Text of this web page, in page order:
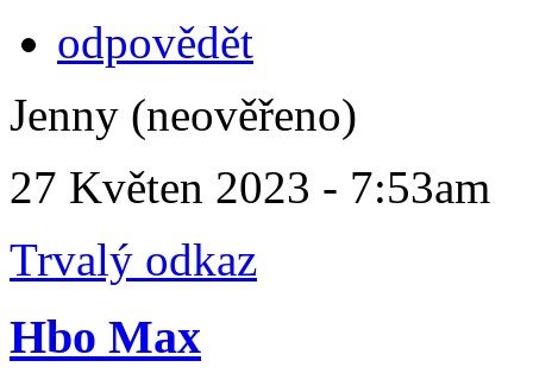
odpovědět
Jenny (neověřeno)
27 Květen 2023 - 7:53am
Trvalý odkaz
Hbo Max